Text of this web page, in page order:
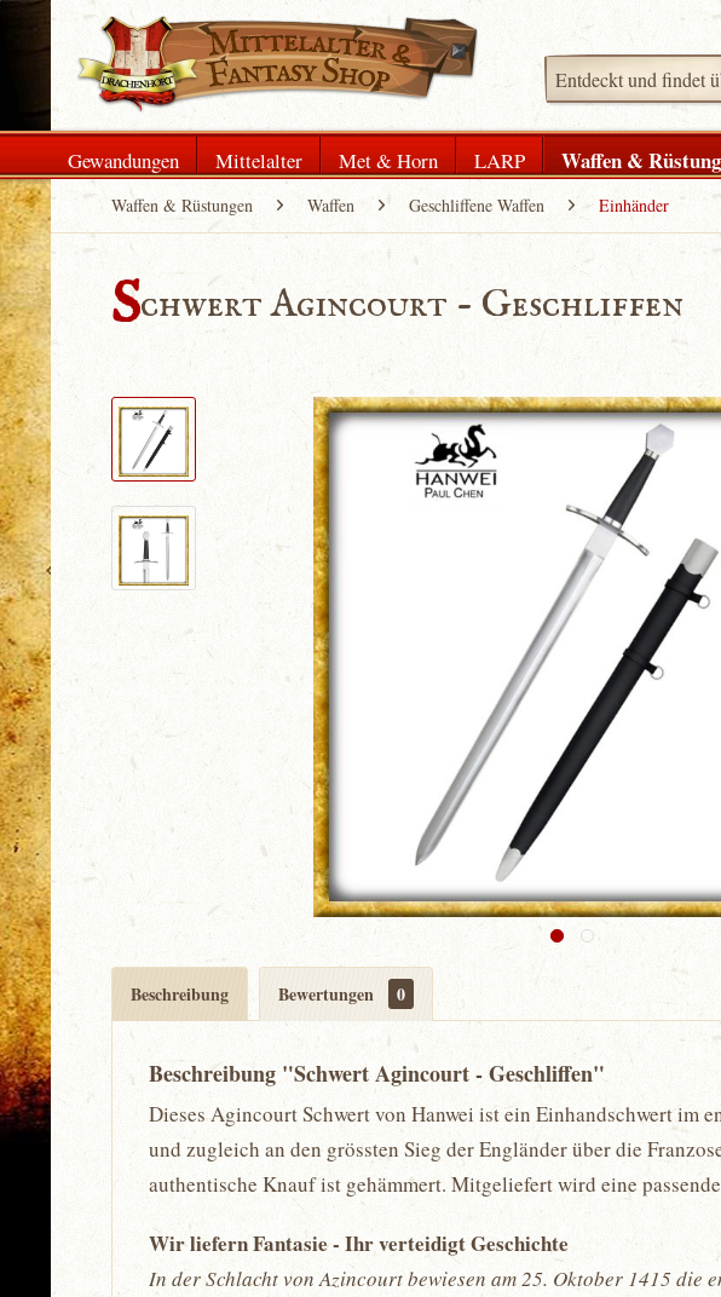
Gewandungen Mittelalter Met & Horn LARP Waffen &
Waffen & Rüstungen Waffen Geschliffene Waffen Einhänder
Schwert Agincourt - Geschliffen
Beschreibung Bewertungen 0
Beschreibung "Schwert Agincourt - Geschliffen"
Dieses Agincourt Schwert von Hanwei ist ein Einhandschwert im
und zugleich an den grössten Sieg der Engländer über die
authentische Knauf ist gehämmert. Mitgeliefert wird eine
Wir liefern Fantasie - Ihr verteidigt Geschichte
In der Schlacht von Azincourt bewiesen am 25. Oktober 1415 die